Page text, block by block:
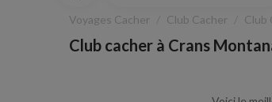
Voyages Cacher Club Cacher Club
Club cacher à Crans